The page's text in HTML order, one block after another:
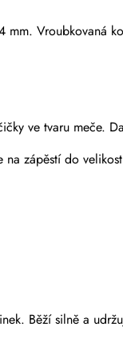
Vroubkovaná
ve tvaru meče.
na zápěstí do
Běží silně a